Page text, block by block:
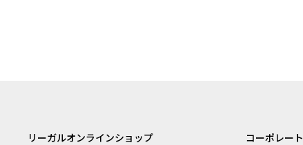
リーガルオンラインショップ コーポレート